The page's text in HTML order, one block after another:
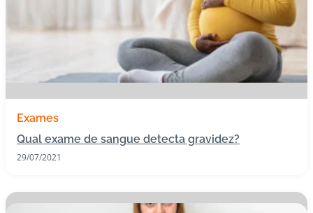
B
ai
x
o
A
Exames
Qual exame de sangue detecta gravidez?
29/07/2021